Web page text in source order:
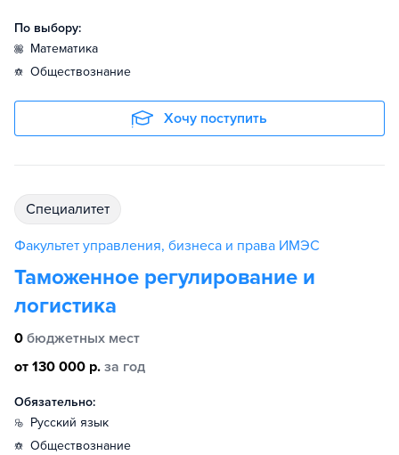
По выбору:
математика
обществознание
Хочу поступить
специалитет
Факультет управления, бизнеса и права ИМЭС
Таможенное регулирование и
логистика
0 бюджетных мест
от 130 000 р. за год
Обязательно:
русский язык
обществознание